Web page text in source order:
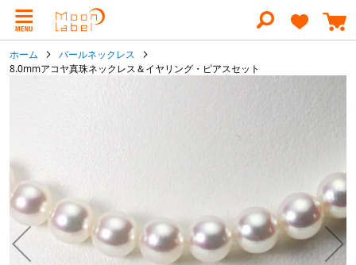
ン
ン
検
ホーム
パールネックレス
8.0mmアコヤ真珠ネックレス＆イヤリング・ピアスセット
ャ
リ
ー
の
最
後